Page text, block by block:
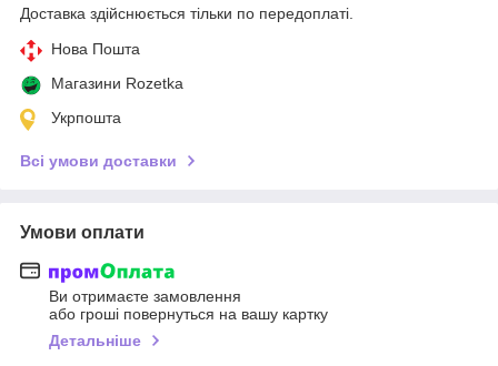
Доставка здійснюється тільки по передоплаті.
Нова Пошта
Магазини Rozetka
Укрпошта
Всі умови доставки
Умови оплати
Ви отримаєте замовлення
або гроші повернуться на вашу картку
Детальніше